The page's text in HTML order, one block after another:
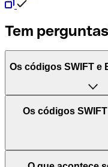
Tem
Os códigos SWIFT e
O acrónimo SWIFT
Interbank Financial
Mundiais)". Trata-se
processam
Os códigos